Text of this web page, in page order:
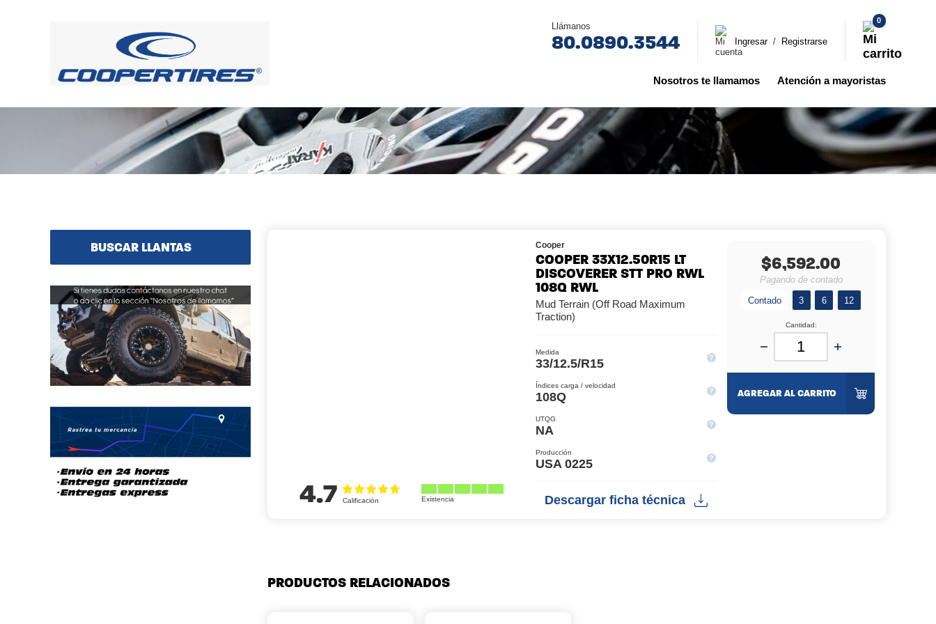
Llámanos
80.0890.3544 Ingresar / Registrarse
0
Nosotros te llamamos Atención a mayoristas
BUSCAR LLANTAS Cooper
COOPER 33X12.50R15 LT
DISCOVERER STT PRO RWL
108Q RWL
Mud Terrain (Off Road Maximum
Traction)
Medida
33/12.5/R15
Índices carga / velocidad
108Q
UTQG
NA
Producción
USA 0225
Descargar ficha técnica
4.7
$6,592.00
Pagando de contado
Contado
3 6 12
Cantidad:
AGREGAR AL CARRITO
PRODUCTOS RELACIONADOS